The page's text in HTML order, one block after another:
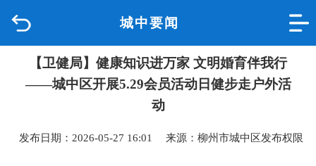
城中要闻
品质城中
政府信息公开
【卫健局】健康知识进万家 文明婚育伴我行
——城中区开展5.29会员活动日健步走户外活
动
发布日期：2026-05-27 16:01 来源：柳州市城中区发布权限